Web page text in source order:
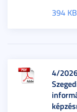
394 KB
4/